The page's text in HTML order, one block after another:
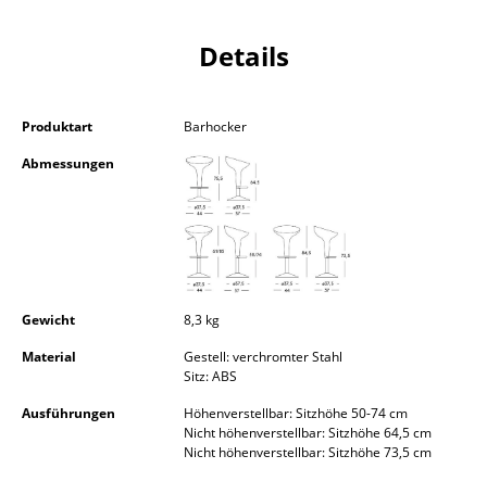
... alle Aufbewahrungsmöbel
Hängeleuchten & Deckenleuchten
Tischleuchten
Schreibtischleuchten
Stehleuchten & Leseleuchten
Details
Produktart
Barhocker
Abmessungen
Gewicht
8,3 kg
Material
Gestell: verchromter Stahl
Sitz: ABS
Ausführungen
Höhenverstellbar: Sitzhöhe 50-74 cm
Nicht höhenverstellbar: Sitzhöhe 64,5 cm
Nicht höhenverstellbar: Sitzhöhe 73,5 cm